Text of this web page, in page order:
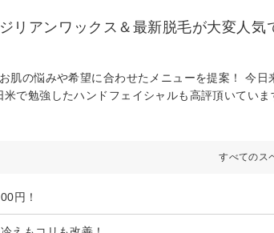
リアンワックス＆最新脱毛が大変人
肌の悩みや希望に合わせたメニューを提案！ 今日
で勉強したハンドフェイシャルも高評頂いてい
すべてのス
円！